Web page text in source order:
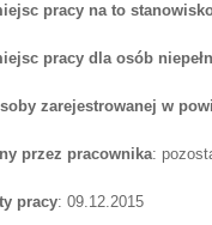
pracy na to
pracy dla osób
zarejestrowanej w
przez pracownika:
pracy: 09.12.2015